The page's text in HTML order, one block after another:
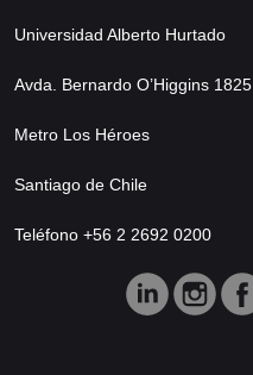
Universidad Alberto Hurtado
Avda. Bernardo O’Higgins 1825
Metro Los Héroes
Santiago de Chile
Teléfono +56 2 2692 0200